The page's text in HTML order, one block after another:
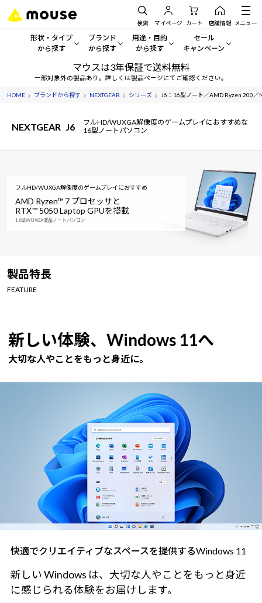
検索 マイページ カート 店舗情報 メニュー
形状・タイプ
から探す
形状・タイプから探す をすべてみる
デスクトップPC
ノートPC
サーバー
ワークステーション
Windows 11
ブランド
から探す
mouse
G TUNE
NEXTGEAR
MousePro
iiyama
用途・目的
から探す
一般向けパソコン
ゲーミングPC・ゲーム向けパソコン
クリエイティブ向け
学習向けパソコン
スペック/パーツ別
セール
キャンペーン
セール・キャンペー
期間限定セール
すべて新品の旧モデル製品
おすすめ目玉パソコン
今イチオシのパソコンをピ
Windows 11|Copilot+ PC
マウスは3年保証で送料無料
一部対象外の製品あり。詳しくは製品ページにてご確認ください。
HOME ブランドから探す NEXTGEAR シリーズ J6：16型ノート／AMD Ryzen 200／
NEXTGEAR J6
フルHD/WUXGA解像度のゲームプレイにおすすめな
16型ノートパソコン
フルHD/WUXGA解像度のゲームプレイにおすすめ
AMD Ryzen™ 7 プロセッサと
RTX™ 5050 Laptop GPUを搭載
16型WUXGA液晶ノートパソコン
製品特長
FEATURE
新しい体験、Windows 11へ
大切な人やことをもっと身近に。
快適でクリエイティブなスペースを提供するWindows 11
新しい Windows は、大切な人やことをもっと身近
に感じられる体験をお届けします。